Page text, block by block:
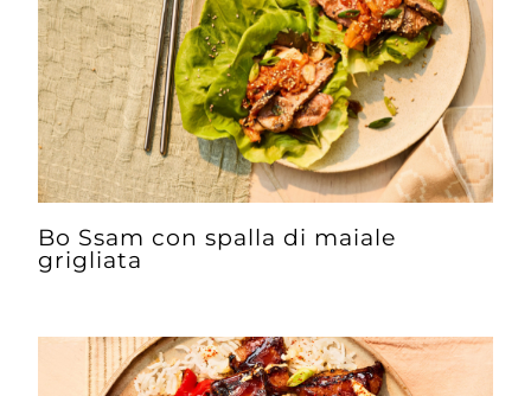
Bo Ssam con spalla di maiale
grigliata